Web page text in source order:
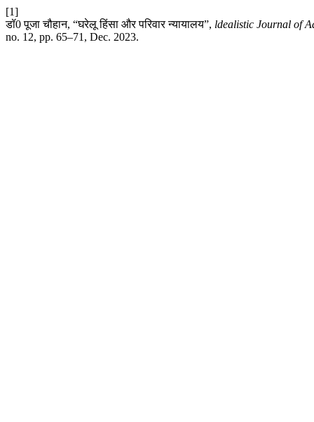
[1]
डॉ0 पूजा चौहान, “घरेलू हिंसा और परिवार न्यायालय”, ldealistic Journal of
no. 12, pp. 65–71, Dec. 2023.